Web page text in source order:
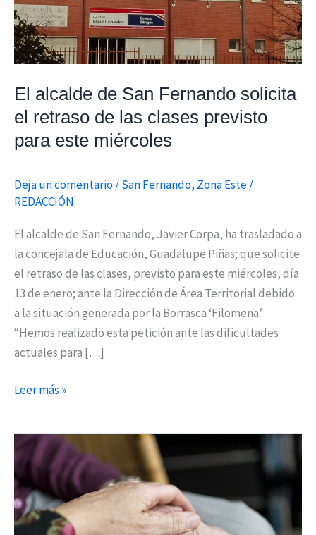
El alcalde de San Fernando solicita
el retraso de las clases previsto
para este miércoles
Deja un comentario/San Fernando, Zona Este/
REDACCIÓN
El alcalde de San Fernando, Javier Corpa, ha trasladado a
la concejala de Educación, Guadalupe Piñas; que solicite
el retraso de las clases, previsto para este miércoles, día
13 de enero; ante la Dirección de Área Territorial debido
a la situación generada por la Borrasca ‘Filomena’.
“Hemos realizado esta petición ante las dificultades
actuales para […]
de
las
clases
para
este
miércoles
Leer más »
Sanfer
celebra
el
Día
Internacional